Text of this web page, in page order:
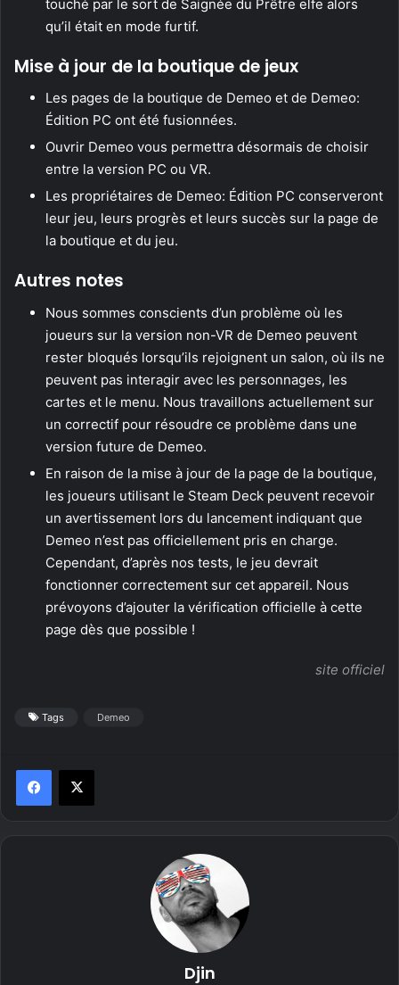
touché par le sort de Saignée du Prêtre elfe alors
qu’il était en mode furtif.
Mise à jour de la boutique de jeux
Les pages de la boutique de Demeo et de Demeo:
Édition PC ont été fusionnées.
Ouvrir Demeo vous permettra désormais de choisir
entre la version PC ou VR.
Les propriétaires de Demeo: Édition PC conserveront
leur jeu, leurs progrès et leurs succès sur la page de
la boutique et du jeu.
Autres notes
Nous sommes conscients d’un problème où les
joueurs sur la version non-VR de Demeo peuvent
rester bloqués lorsqu’ils rejoignent un salon, où ils ne
peuvent pas interagir avec les personnages, les
cartes et le menu. Nous travaillons actuellement sur
un correctif pour résoudre ce problème dans une
version future de Demeo.
En raison de la mise à jour de la page de la boutique,
les joueurs utilisant le Steam Deck peuvent recevoir
un avertissement lors du lancement indiquant que
Demeo n’est pas officiellement pris en charge.
Cependant, d’après nos tests, le jeu devrait
fonctionner correctement sur cet appareil. Nous
prévoyons d’ajouter la vérification officielle à cette
page dès que possible !
site officiel
Tags Demeo
Djin